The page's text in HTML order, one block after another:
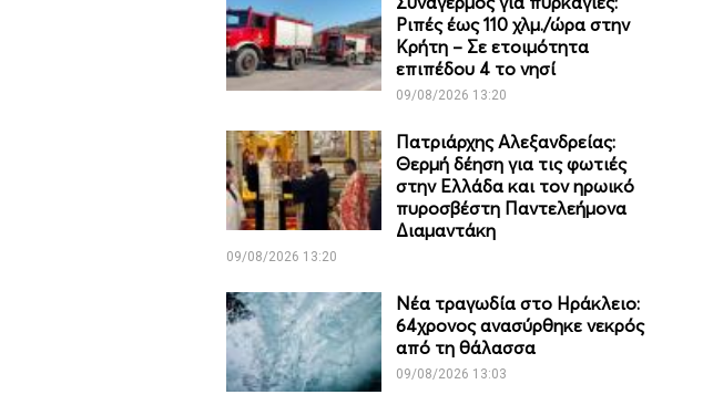
Ριπές έως 110 χλμ./ώρα στην
Κρήτη – Σε ετοιμότητα
επιπέδου 4 το νησί
09/08/2026 13:20
Πατριάρχης Αλεξανδρείας:
Θερμή δέηση για τις φωτιές
στην Ελλάδα και τον ηρωικό
πυροσβέστη Παντελεήμονα
Διαμαντάκη
09/08/2026 13:20
Νέα τραγωδία στο Ηράκλειο:
64χρονος ανασύρθηκε νεκρός
από τη θάλασσα
09/08/2026 13:03